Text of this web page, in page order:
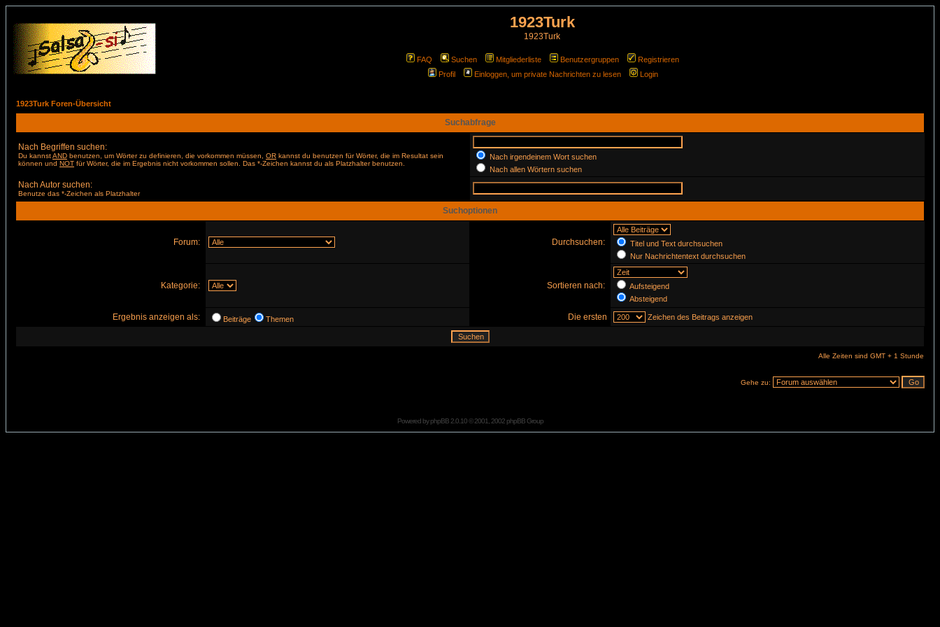
1923Turk
1923Turk
FAQ Suchen Mitgliederliste Benutzergruppen
Registrieren
Profil
Einloggen, um private Nachrichten zu lesen Login
1923Turk Foren-Übersicht
Suchabfrage
Nach Begriffen suchen:
Du kannstAND benutzen, um Wörter zu definieren, die vorkommen müssen, OR kannst du benutzen für Wörter, die im Resultat sein
können und NOT für Wörter, die im Ergebnis nicht vorkommen sollen. Das *-Zeichen kannst du als Platzhalter benutzen.
Nach irgendeinem Wort suchen
Nach allen Wörtern suchen
Nach Autor suchen:
Benutze das *-Zeichen als Platzhalter
Suchoptionen
Forum: Durchsuchen:
Titel und Text durchsuchen
Nur Nachrichtentext durchsuchen
Kategorie: Sortieren nach:
Aufsteigend
Absteigend
Ergebnis anzeigen als: Beiträge Themen Die ersten Zeichen des Beitrags anzeigen
Alle Zeiten sind GMT + 1 Stunde
Gehe zu:
Powered byphpBB2.0.10 © 2001, 2002 phpBB Group